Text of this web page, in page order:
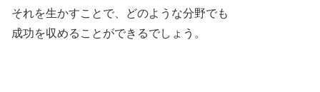
それを生かすことで、どのような分野でも
成功を収めることができるでしょう。